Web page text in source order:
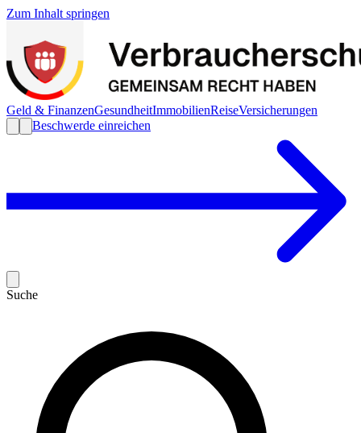
Zum Inhalt springen
Geld & FinanzenGesundheitImmobilienReiseVersicherungen
Beschwerde einreichen
Suche